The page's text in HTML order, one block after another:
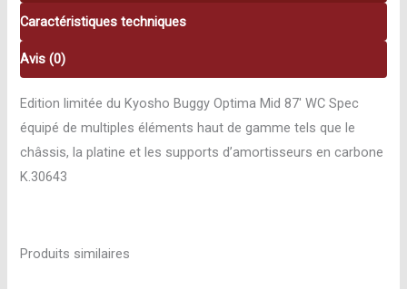
Caractéristiques techniques
Avis (0)
Edition limitée du Kyosho Buggy Optima Mid 87′ WC Spec
équipé de multiples éléments haut de gamme tels que le
châssis, la platine et les supports d’amortisseurs en carbone
K.30643
Produits similaires